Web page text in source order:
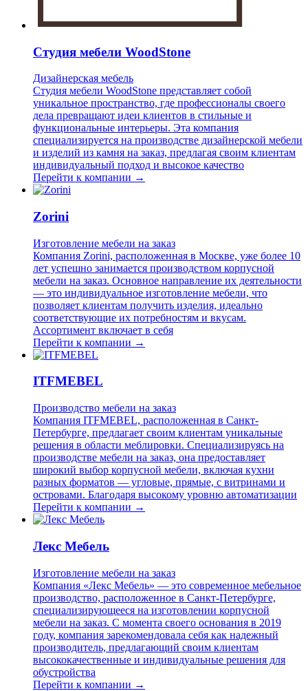
Студия мебели WoodStone
Дизайнерская мебель
Студия мебели WoodStone представляет собой
уникальное пространство, где профессионалы своего
дела превращают идеи клиентов в стильные и
функциональные интерьеры. Эта компания
специализируется на производстве дизайнерской мебели
и изделий из камня на заказ, предлагая своим клиентам
индивидуальный подход и высокое качество
Перейти к компании →
Zorini
Изготовление мебели на заказ
Компания Zorini, расположенная в Москве, уже более 10
лет успешно занимается производством корпусной
мебели на заказ. Основное направление их деятельности
— это индивидуальное изготовление мебели, что
позволяет клиентам получить изделия, идеально
соответствующие их потребностям и вкусам.
Ассортимент включает в себя
Перейти к компании →
ITFMEBEL
Производство мебели на заказ
Компания ITFMEBEL, расположенная в Санкт-
Петербурге, предлагает своим клиентам уникальные
решения в области меблировки. Специализируясь на
производстве мебели на заказ, она предоставляет
широкий выбор корпусной мебели, включая кухни
разных форматов — угловые, прямые, с витринами и
островами. Благодаря высокому уровню автоматизации
Перейти к компании →
Лекс Мебель
Изготовление мебели на заказ
Компания «Лекс Мебель» — это современное мебельное
производство, расположенное в Санкт-Петербурге,
специализирующееся на изготовлении корпусной
мебели на заказ. С момента своего основания в 2019
году, компания зарекомендовала себя как надежный
производитель, предлагающий своим клиентам
высококачественные и индивидуальные решения для
обустройства
Перейти к компании →